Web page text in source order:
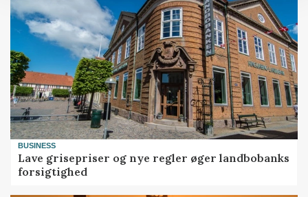
BUSINESS
Lave grisepriser og nye regler øger landbobanks
forsigtighed